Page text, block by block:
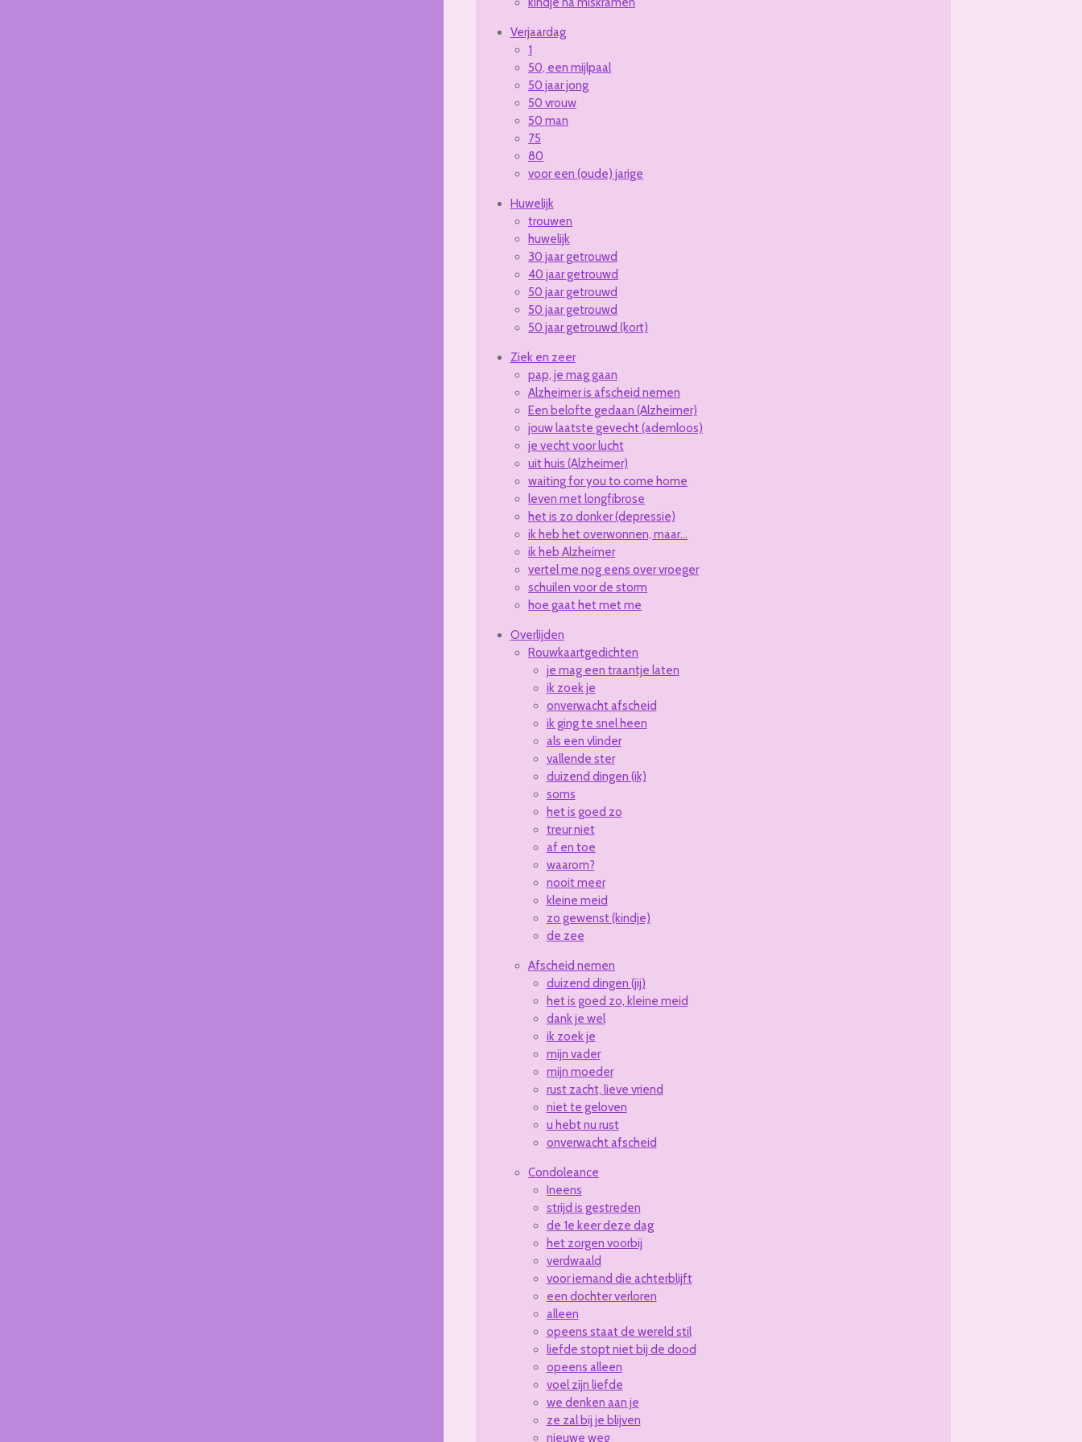
Verjaardag
1
50, een mijlpaal
50 jaar jong
50 vrouw
50 man
75
80
voor een (oude) jarige
Huwelijk
trouwen
huwelijk
30 jaar getrouwd
40 jaar getrouwd
50 jaar getrouwd
50 jaar getrouwd
50 jaar getrouwd (kort)
Ziek en zeer
pap, je mag gaan
Alzheimer is afscheid nemen
Een belofte gedaan (Alzheimer)
jouw laatste gevecht (ademloos)
je vecht voor lucht
uit huis (Alzheimer)
waiting for you to come home
leven met longfibrose
het is zo donker (depressie)
ik heb het overwonnen, maar...
ik heb Alzheimer
vertel me nog eens over vroeger
schuilen voor de storm
hoe gaat het met me
Overlijden
Rouwkaartgedichten
je mag een traantje laten
ik zoek je
onverwacht afscheid
ik ging te snel heen
als een vlinder
vallende ster
duizend dingen (ik)
soms
het is goed zo
treur niet
af en toe
waarom?
nooit meer
kleine meid
zo gewenst (kindje)
de zee
Afscheid nemen
duizend dingen (jij)
het is goed zo, kleine meid
dank je wel
ik zoek je
mijn vader
mijn moeder
rust zacht, lieve vriend
niet te geloven
u hebt nu rust
onverwacht afscheid
Condoleance
Ineens
strijd is gestreden
de 1e keer deze dag
het zorgen voorbij
verdwaald
voor iemand die achterblijft
een dochter verloren
alleen
opeens staat de wereld stil
liefde stopt niet bij de dood
opeens alleen
voel zijn liefde
we denken aan je
ze zal bij je blijven
nieuwe weg